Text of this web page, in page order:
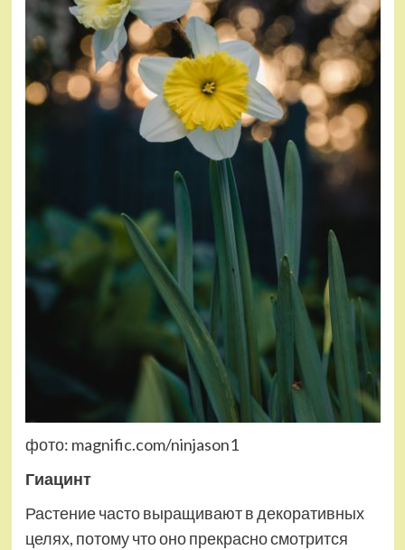
фото: magnific.com/ninjason1
Гиацинт
Растение часто выращивают в декоративных
целях, потому что оно прекрасно смотрится